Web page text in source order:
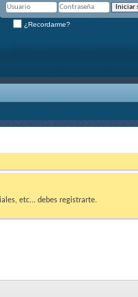
¿Recordarme?
etc... debes registrarte.